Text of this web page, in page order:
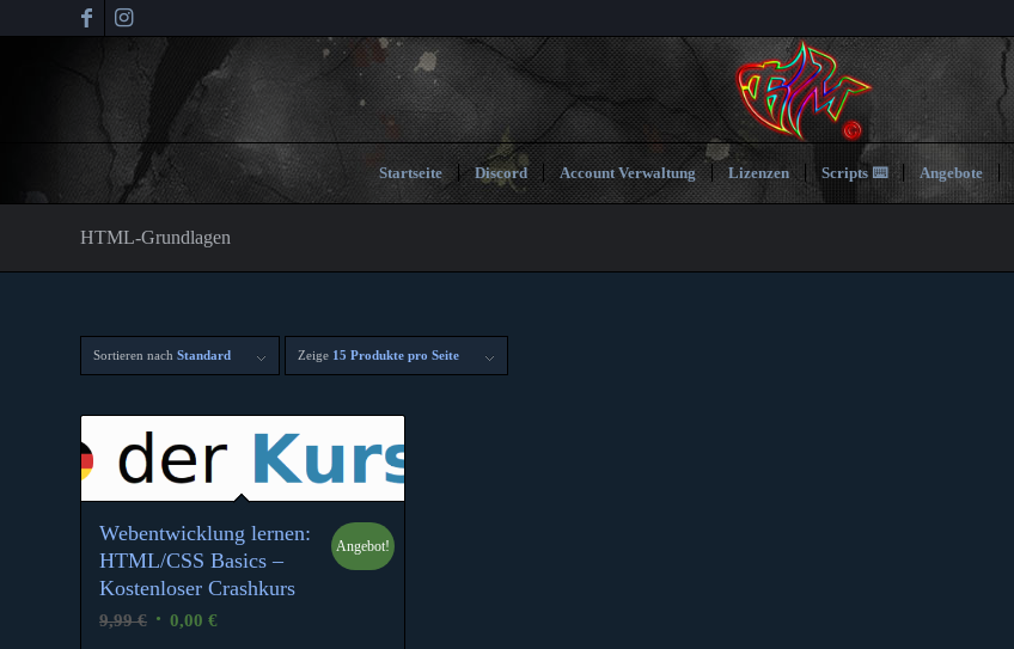
Startseite Discord Account Verwaltung Lizenzen Scripts ⌨️ Angebote
HTML-Grundlagen
Sortieren nach Standard Zeige 15 Produkte pro Seite
Webentwicklung lernen:
HTML/CSS Basics –
Kostenloser Crashkurs
9,99€ Ursprünglicher
0,00 €
Angebot!